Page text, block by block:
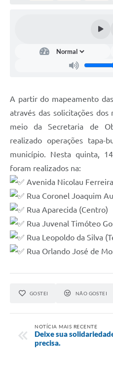
A partir do mapeamento
através das solicitações
meio da Secretaria de
realizado operações tapa-
município. Nesta quinta,
foram realizados na:
Avenida Nicolau
Rua Coronel Joaquim
Rua Aparecida (Centro)
Rua Juvenal Timóteo
Rua Leopoldo da Silva
Rua Orlando José de
GOSTEI NÃO GOSTEI
NOTÍCIA MAIS RECENTE
Deixe sua
precisa.